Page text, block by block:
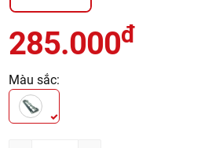
285.000đ
Màu sắc: